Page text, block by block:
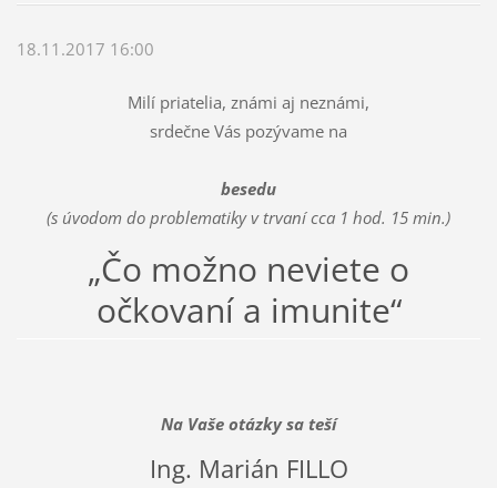
18.11.2017 16:00
Milí priatelia, známi aj neznámi,
srdečne Vás pozývame na
besedu
(s úvodom do problematiky v trvaní cca 1 hod. 15 min.)
„Čo možno neviete o
očkovaní a imunite“
Na Vaše otázky sa teší
Ing. Marián FILLO